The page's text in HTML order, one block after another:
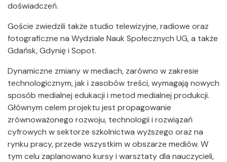
doświadczeń.
Goście zwiedzili także studio telewizyjne, radiowe oraz
fotograficzne na Wydziale Nauk Społecznych UG, a także
Gdańsk, Gdynię i Sopot.
Dynamiczne zmiany w mediach, zarówno w zakresie
technologicznym, jak i zasobów treści, wymagają nowych
sposób medialnej edukacji i metod medialnej produkcji.
Głównym celem projektu jest propagowanie
zrównoważonego rozwoju, technologii i rozwiązań
cyfrowych w sektorze szkolnictwa wyższego oraz na
rynku pracy, przede wszystkim w obszarze mediów. W
tym celu zaplanowano kursy i warsztaty dla nauczycieli,